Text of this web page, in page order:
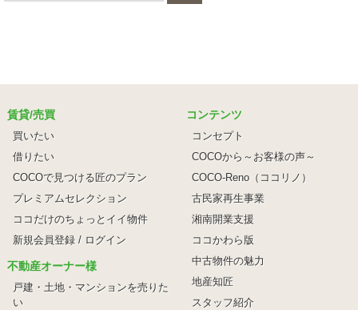
賃貸/売買
買いたい
借りたい
COCOで見つける匠のプラン
プレミアムセレクション
ココだけのちょっとイイ物件
新規会員登録 / ログイン
不動産オーナー様
戸建・土地・マンションを売りた
い
コンテンツ
コンセプト
COCOから～お客様の声～
COCO-Reno（ココリノ）
古民家再生事業
湘南開業支援
ココかわら版
中古物件の魅力
地産知匠
スタッフ紹介